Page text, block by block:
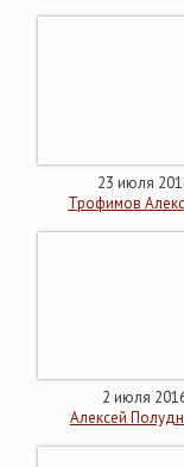
23 июля
Трофимов
2 июля
Алексей